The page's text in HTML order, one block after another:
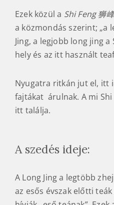
Ezek közül a Shi Feng 狮
a közmondás szerint; „a
Jing, a legjobb long jing a
hely és az itt használt
Nyugatra ritkán jut el, itt
fajtákat árulnak. A mi
itt találja.
A szedés ideje:
A Long Jing a legtöbb
az esős évszak előtti